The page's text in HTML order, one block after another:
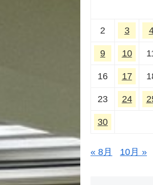
2 3
9 10
16 17
23 24
30
« 8月 10月 »